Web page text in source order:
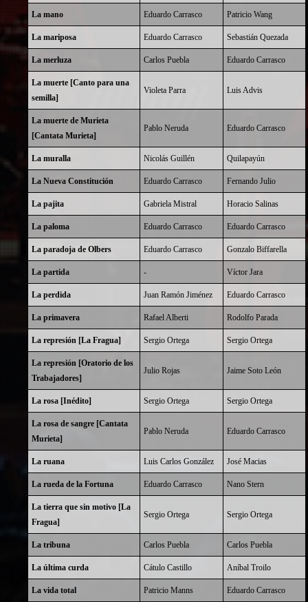
La mano Eduardo Carrasco Patricio Wang
La mariposa Eduardo Carrasco Sebastián Quezada
La merluza Carlos Puebla Eduardo Carrasco
La muerte [Canto para una
semilla]
Violeta Parra Luis Advis
La muerte de Murieta
[Cantata Murieta]
Pablo Neruda Eduardo Carrasco
La muralla Nicolás Guillén Quilapayún
La Nueva Constitución Eduardo Carrasco Fernando Julio
La pajita Gabriela Mistral Horacio Salinas
La paloma Eduardo Carrasco Eduardo Carrasco
La paradoja de Olbers Eduardo Carrasco Gonzalo Biffarella
La partida - Víctor Jara
La perdida Juan Ramón Jiménez Eduardo Carrasco
La primavera Rafael Alberti Rodolfo Parada
La represión [La Fragua] Sergio Ortega Sergio Ortega
La represión [Oratorio de los
Trabajadores]
Julio Rojas Jaime Soto León
La rosa [Inédito] Sergio Ortega Sergio Ortega
La rosa de sangre [Cantata
Murieta]
Pablo Neruda Eduardo Carrasco
La ruana Luis Carlos González José Macias
La rueda de la Fortuna Eduardo Carrasco Nano Stern
La tierra que sin motivo [La
Fragua]
Sergio Ortega Sergio Ortega
La tribuna Carlos Puebla Carlos Puebla
La última curda Cátulo Castillo Aníbal Troilo
La vida total Patricio Manns Eduardo Carrasco